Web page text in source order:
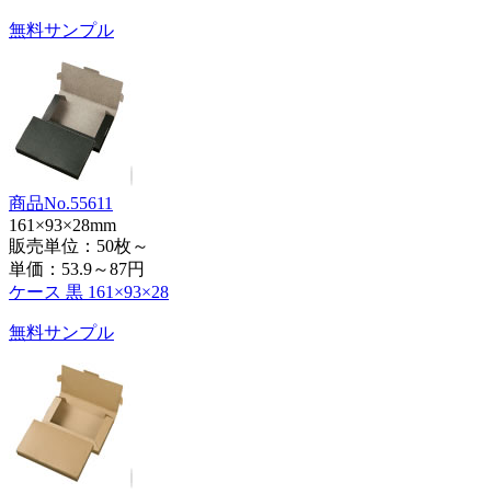
無料サンプル
商品No.55611
161×93×28mm
販売単位：50枚～
単価： 53.9～87円
ケース 黒 161×93×28
無料サンプル